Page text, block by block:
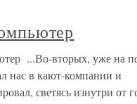
...Во-вторых, уже на
нас в кают-компании и
светясь изнутри от